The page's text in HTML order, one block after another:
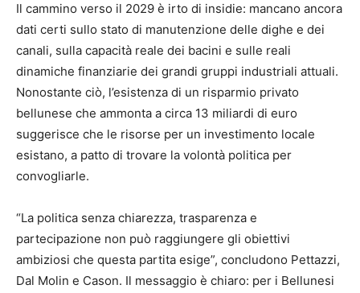
Il cammino verso il 2029 è irto di insidie: mancano ancora
dati certi sullo stato di manutenzione delle dighe e dei
canali, sulla capacità reale dei bacini e sulle reali
dinamiche finanziarie dei grandi gruppi industriali attuali.
Nonostante ciò, l’esistenza di un risparmio privato
bellunese che ammonta a circa 13 miliardi di euro
suggerisce che le risorse per un investimento locale
esistano, a patto di trovare la volontà politica per
convogliarle.
“La politica senza chiarezza, trasparenza e
partecipazione non può raggiungere gli obiettivi
ambiziosi che questa partita esige”, concludono Pettazzi,
Dal Molin e Cason. Il messaggio è chiaro: per i Bellunesi